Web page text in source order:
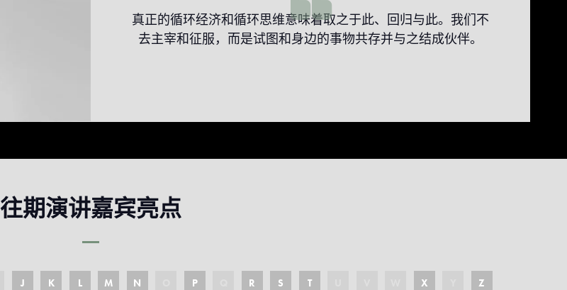
真正的循环经济和循环思维意味着取之于此、回归与此。我们不
去主宰和征服，而是试图和身边的事物共存并与之结成伙伴。
往期演讲嘉宾亮点
J K L M N P R S T X Z